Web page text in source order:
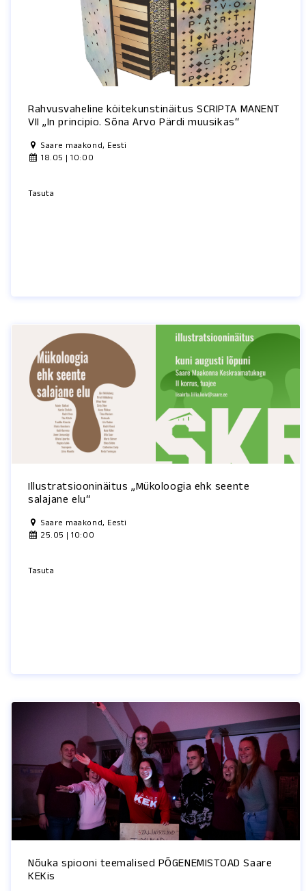
Rahvusvaheline köitekunstinäitus SCRIPTA MANENT
VII „In principio. Sõna Arvo Pärdi muusikas“
Saare maakond, Eesti
18.05 | 10:00
Tasuta
Illustratsiooninäitus „Mükoloogia ehk seente
salajane elu“
Saare maakond, Eesti
25.05 | 10:00
Tasuta
Nõuka spiooni teemalised PÕGENEMISTOAD Saare
KEKis